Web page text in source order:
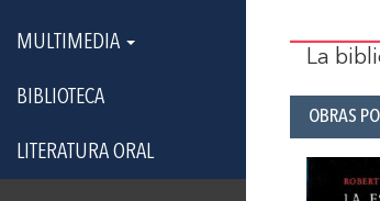
MULTIMEDIA
BIBLIOTECA
LITERATURA ORAL
La
OBRAS